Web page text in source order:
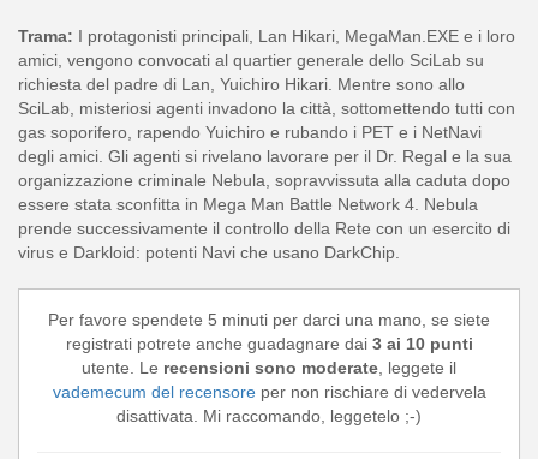
Trama: I protagonisti principali, Lan Hikari, MegaMan.EXE e i loro
amici, vengono convocati al quartier generale dello SciLab su
richiesta del padre di Lan, Yuichiro Hikari. Mentre sono allo
SciLab, misteriosi agenti invadono la città, sottomettendo tutti con
gas soporifero, rapendo Yuichiro e rubando i PET e i NetNavi
degli amici. Gli agenti si rivelano lavorare per il Dr. Regal e la sua
organizzazione criminale Nebula, sopravvissuta alla caduta dopo
essere stata sconfitta in Mega Man Battle Network 4. Nebula
prende successivamente il controllo della Rete con un esercito di
virus e Darkloid: potenti Navi che usano DarkChip.
Per favore spendete 5 minuti per darci una mano, se siete
registrati potrete anche guadagnare dai 3 ai 10 punti
utente. Le recensioni sono moderate, leggete il
vademecum del recensoreper non rischiare di vedervela
disattivata. Mi raccomando, leggetelo ;-)